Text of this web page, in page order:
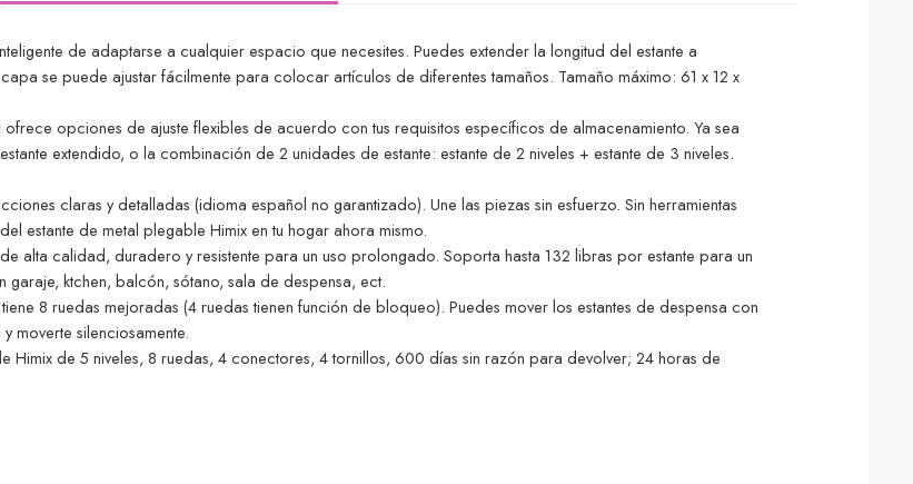
de adaptarse a cualquier espacio que necesites. Puedes extender la longitud del estante a
se puede ajustar fácilmente para colocar artículos de diferentes tamaños. Tamaño máximo: 61 x 12 x
opciones de ajuste flexibles de acuerdo con tus requisitos específicos de almacenamiento. Ya sea
extendido, o la combinación de 2 unidades de estante: estante de 2 niveles + estante de 3 niveles.
claras y detalladas (idioma español no garantizado). Une las piezas sin esfuerzo. Sin herramientas
estante de metal plegable Himix en tu hogar ahora mismo.
alta calidad, duradero y resistente para un uso prolongado. Soporta hasta 132 libras por estante para un
ktchen, balcón, sótano, sala de despensa, ect.
8 ruedas mejoradas (4 ruedas tienen función de bloqueo). Puedes mover los estantes de despensa con
silenciosamente.
Himix de 5 niveles, 8 ruedas, 4 conectores, 4 tornillos, 600 días sin razón para devolver; 24 horas de